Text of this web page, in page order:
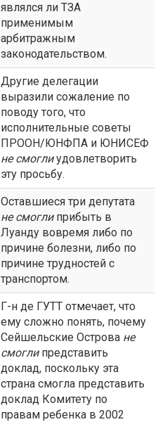
являлся ли ТЗА
применимым
арбитражным
законодательством.
Другие делегации
выразили сожаление по
поводу того, что
исполнительные советы
ПРООН/ЮНФПА и ЮНИСЕФ
несмоглиудовлетворить
эту просьбу.
Оставшиеся три депутата
не смоглиприбыть в
Луанду вовремя либо по
причине болезни, либо по
причине трудностей с
транспортом.
Г-н де ГУТТ отмечает, что
ему сложно понять, почему
Сейшельские Острова не
смоглипредставить
доклад, поскольку эта
страна смогла представить
доклад Комитету по
правам ребенка в 2002